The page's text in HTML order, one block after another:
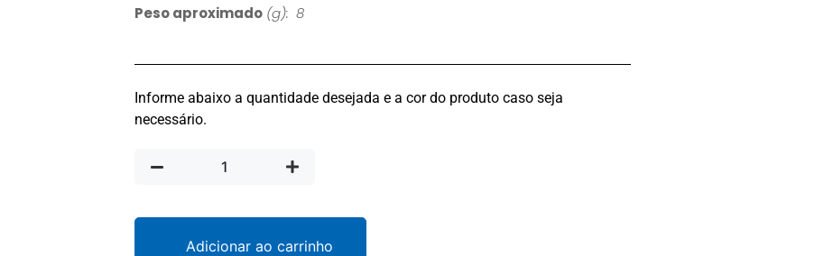
Peso aproximado (g): 8
Informe abaixo a quantidade desejada e a cor do produto caso seja
necessário.
Adicionar ao carrinho